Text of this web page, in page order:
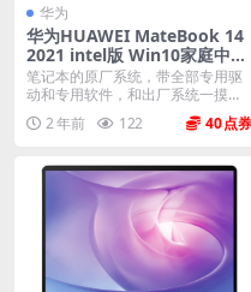
华为
华为HUAWEI MateBook 14
2021 intel版 Win10家庭中文
版 原厂oem系统
笔记本的原厂系统，带全部专用驱
动和专用软件，和出厂系统一摸一
样。不带一键还原功能...
2 年前 122 40